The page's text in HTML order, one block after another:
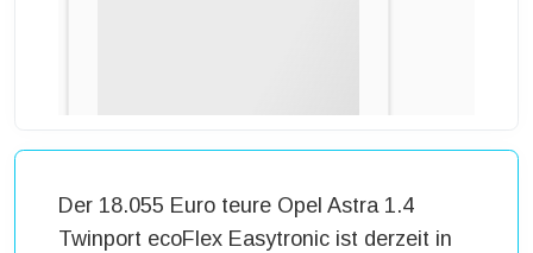
Der 18.055 Euro teure Opel Astra 1.4
Twinport ecoFlex Easytronic ist derzeit in